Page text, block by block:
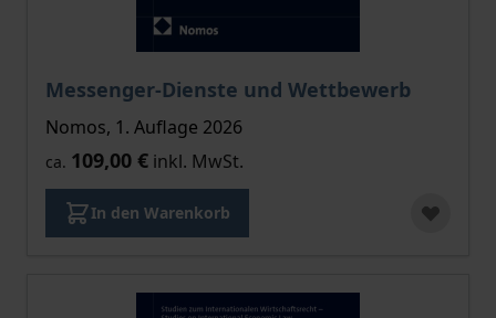
Messenger-Dienste und Wettbewerb
Nomos, 1. Auflage 2026
ca. 109,00 € inkl. MwSt.
In den Warenkorb